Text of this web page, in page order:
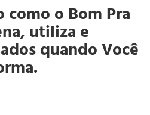
o Bom Pra
utiliza e
quando Você